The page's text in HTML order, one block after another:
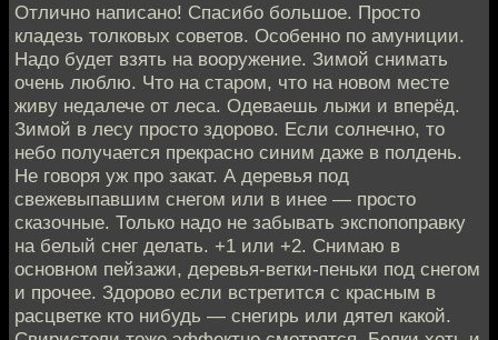
Отлично написано! Спасибо большое. Просто
кладезь толковых советов. Особенно по амуниции.
Надо будет взять на вооружение. Зимой снимать
очень люблю. Что на старом, что на новом месте
живу недалече от леса. Одеваешь лыжи и вперёд.
Зимой в лесу просто здорово. Если солнечно, то
небо получается прекрасно синим даже в полдень.
Не говоря уж про закат. А деревья под
свежевыпавшим снегом или в инее — просто
сказочные. Только надо не забывать экспопоправку
на белый снег делать. +1 или +2. Снимаю в
основном пейзажи, деревья-ветки-пеньки под снегом
и прочее. Здорово если встретится с красным в
расцветке кто нибудь — снегирь или дятел какой.